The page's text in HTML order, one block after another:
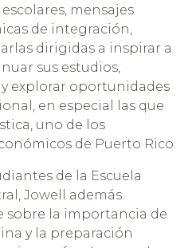
mensajes
de integración,
dirigidas a inspirar a
sus estudios,
explorar oportunidades
en especial las que
uno de los
de Puerto Rico.
de la Escuela
Jowell además
sobre la importancia de
y la preparación